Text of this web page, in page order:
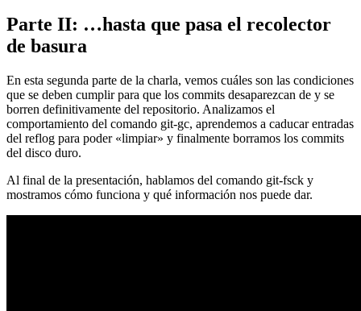
Parte II: …hasta que pasa el recolector
de basura
En esta segunda parte de la charla, vemos cuáles son las condiciones
que se deben cumplir para que los commits desaparezcan de y se
borren definitivamente del repositorio. Analizamos el
comportamiento del comando git-gc, aprendemos a caducar entradas
del reflog para poder «limpiar» y finalmente borramos los commits
del disco duro.
Al final de la presentación, hablamos del comando git-fsck y
mostramos cómo funciona y qué información nos puede dar.